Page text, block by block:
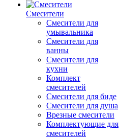
Смесители
Смесители для
умывальника
Смесители для
ванны
Смесители для
кухни
Комплект
смесителей
Смесители для биде
Смесители для душа
Врезные смесители
Комплектующие для
смесителей